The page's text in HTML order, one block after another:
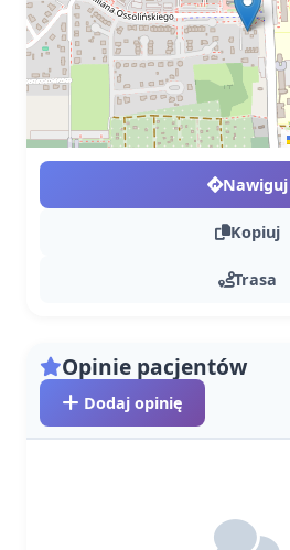
Nawiguj
Kopiuj
Trasa
Opinie pacjentów
Dodaj opinię